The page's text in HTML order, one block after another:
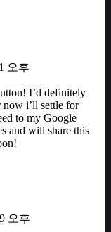
오후
I’d definitely
i’ll settle for
to my Google
and will share this
오후